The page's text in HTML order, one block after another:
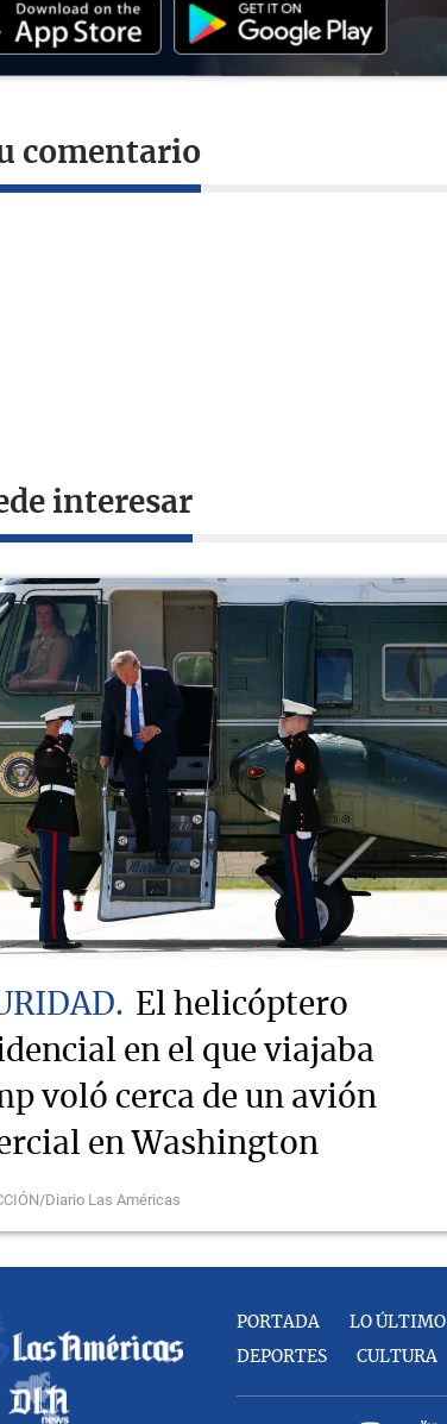
comentario
interesar
El helicóptero
en el que viajaba
voló cerca de un avión
en Washington
Diario Las Américas
PORTADA LO ÚLTIMO
DEPORTES CULTURA